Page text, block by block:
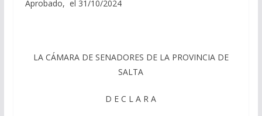
Aprobado, el 31/10/2024
LA CÁMARA DE SENADORES DE LA PROVINCIA DE
SALTA
D E C L A R A